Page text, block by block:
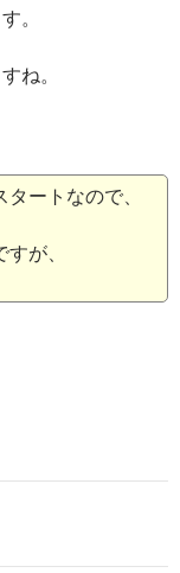
。
ね。
ートなので、
が、